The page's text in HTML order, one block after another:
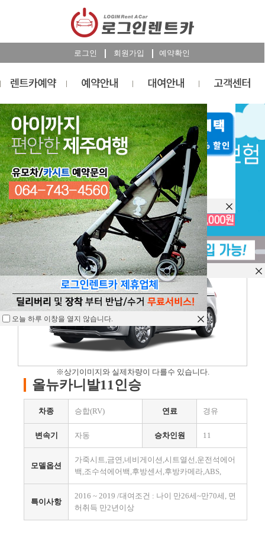
로그인 회원가입 예약확인
렌트카예약
RESERVATION
렌트카 예약하기
※상기이미지와 실제차량이 다를수 있습니다.
올뉴카니발11인승
차종 승합(RV) 연료 경유
변속기 자동 승차인원 11
모델옵션
가죽시트,금연,네비게이션,시트열선,운전석에어
백,조수석에어백,후방센서,후방카메라,ABS,
특이사항
2016 ~ 2019 /대여조건 : 나이 만26세~만70세, 면
허취득 만2년이상
오늘 하루 이창을 열지 않습니다.
오늘 하루 이창을 열지 않습니다.
오늘 하루 이창을 열지 않습니다.
오늘 하루 이창을 열지 않습니다.